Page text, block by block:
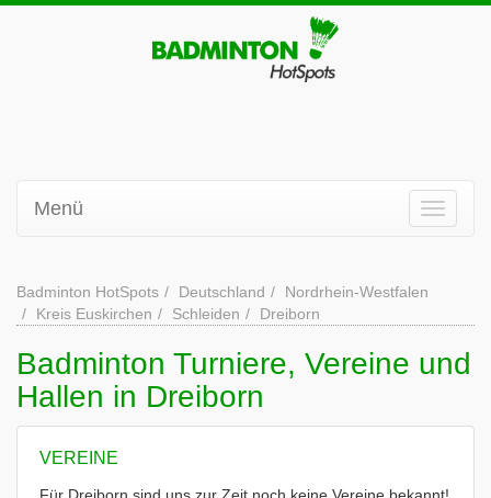
Menü
Badminton HotSpots Deutschland
Nordrhein-Westfalen
Kreis Euskirchen
Schleiden Dreiborn
Badminton Turniere, Vereine und
Hallen in Dreiborn
VEREINE